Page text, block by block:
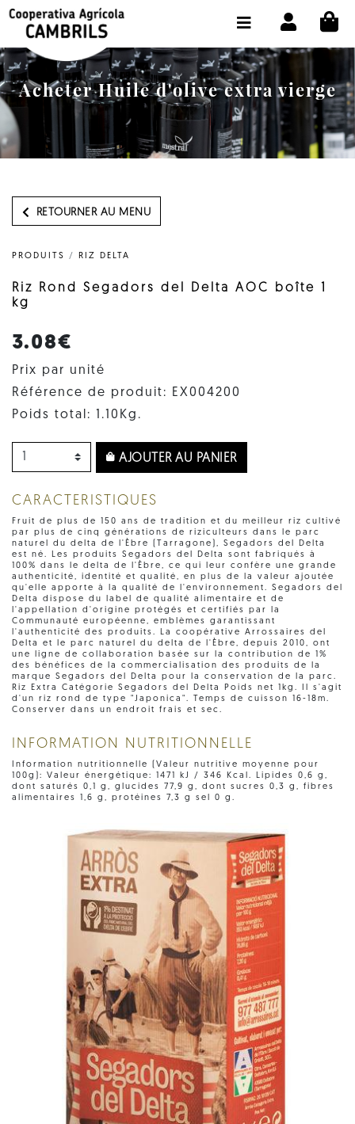
Acheter Huile d'olive extra vierge
RETOURNER AU MENU
PRODUITS / RIZ DELTA
Riz Rond Segadors del Delta AOC boîte 1
kg
3.08€
Prix par unité
Référence de produit: EX004200
Poids total: 1.10Kg.
AJOUTER AU PANIER
CARACTERISTIQUES
Fruit de plus de 150 ans de tradition et du meilleur riz cultivé
par plus de cinq générations de riziculteurs dans le parc
naturel du delta de l'Èbre (Tarragone), Segadors del Delta
est né. Les produits Segadors del Delta sont fabriqués à
100% dans le delta de l'Èbre, ce qui leur confère une grande
authenticité, identité et qualité, en plus de la valeur ajoutée
qu'elle apporte à la qualité de l'environnement. Segadors del
Delta dispose du label de qualité alimentaire et de
l'appellation d'origine protégés et certifiés par la
Communauté européenne, emblèmes garantissant
l'authenticité des produits. La coopérative Arrossaires del
Delta et le parc naturel du delta de l'Èbre, depuis 2010, ont
une ligne de collaboration basée sur la contribution de 1%
des bénéfices de la commercialisation des produits de la
marque Segadors del Delta pour la conservation de la parc.
Riz Extra Catégorie Segadors del Delta Poids net 1kg. Il s'agit
d'un riz rond de type "Japonica". Temps de cuisson 16-18m.
Conserver dans un endroit frais et sec.
INFORMATION NUTRITIONNELLE
Information nutritionnelle (Valeur nutritive moyenne pour
100g): Valeur énergétique: 1471 kJ / 346 Kcal. Lipides 0,6 g,
dont saturés 0,1 g, glucides 77,9 g, dont sucres 0,3 g, fibres
alimentaires 1,6 g, protéines 7,3 g sel 0 g.
BOUTIQUE ACHETER EN LIGNE
LA COOPÉRATIVE
OLEOTOUR
PRODUITS
NOTRE HUILE
CHOISIR LA LANGUE: FR